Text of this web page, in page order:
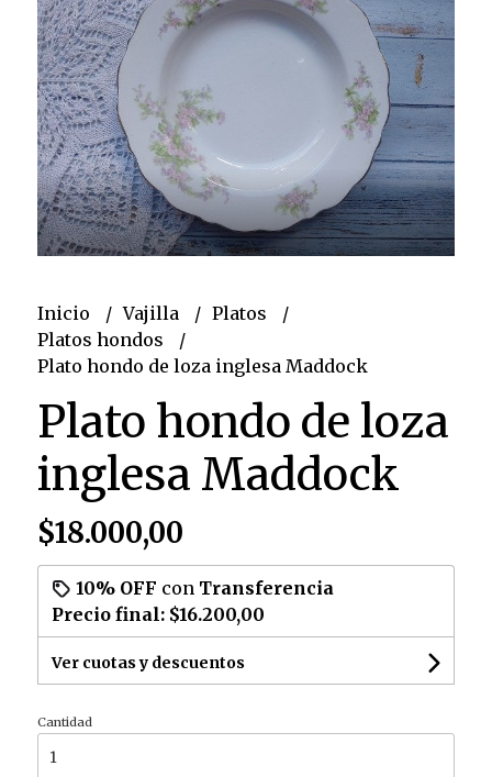
Inicio Vajilla
Platos
Platos hondos
Plato hondo de loza inglesa Maddock
Plato hondo de loza
inglesa Maddock
$18.000,00
10% OFF con Transferencia
Precio final: $16.200,00
Ver cuotas y descuentos
Cantidad